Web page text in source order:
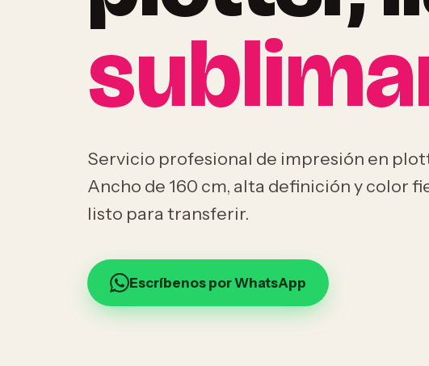
Servicio profesional de impresión en
Ancho de 160 cm, alta definición y color
listo para transferir.
Escríbenos por WhatsApp